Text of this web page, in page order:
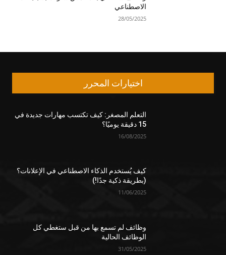
الاصطناعي
28/05/2025
اختيارات المحرر
التعلم المصغر: كيف تكتسب مهارات جديدة في
15 دقيقة يوميًا؟
16/08/2025
كيف يُستخدم الذكاء الاصطناعي في الإعلانات؟
(بطريقة ذكية جدًا!)
11/06/2025
وظائف لم تسمع بها من قبل ستغطي كل
الوظائف الحالية
31/05/2025